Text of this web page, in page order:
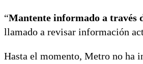
“Mantente informado a través
llamado a revisar información
Hasta el momento, Metro no ha